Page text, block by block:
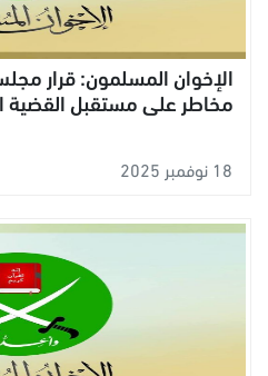
الإخوان المسلمون: قرار
مخاطر على مستقبل القضية
18 نوفمبر 2025